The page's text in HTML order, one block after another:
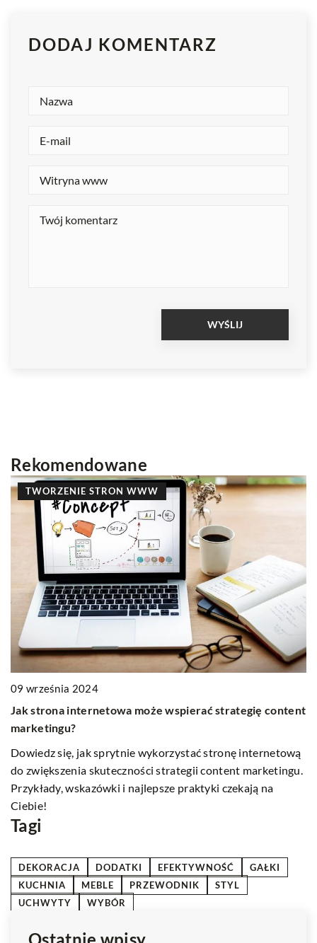
DODAJ KOMENTARZ
Rekomendowane
INNE
10 marca 2024
Jak efektywnie korzystać z profesjonalnej pomocy
podczas tworzenia swojej pracy dyplomowej?
Zdobądź kluczowe porady i wskazówki jak korzystać z
profesjonalnej pomocy podczas pisania pracy dyplomowej.
Tagi
DEKORACJA DODATKI EFEKTYWNOŚĆ
GAŁKI
KUCHNIA
MEBLE PRZEWODNIK
STYL
UCHWYTY
WYBÓR